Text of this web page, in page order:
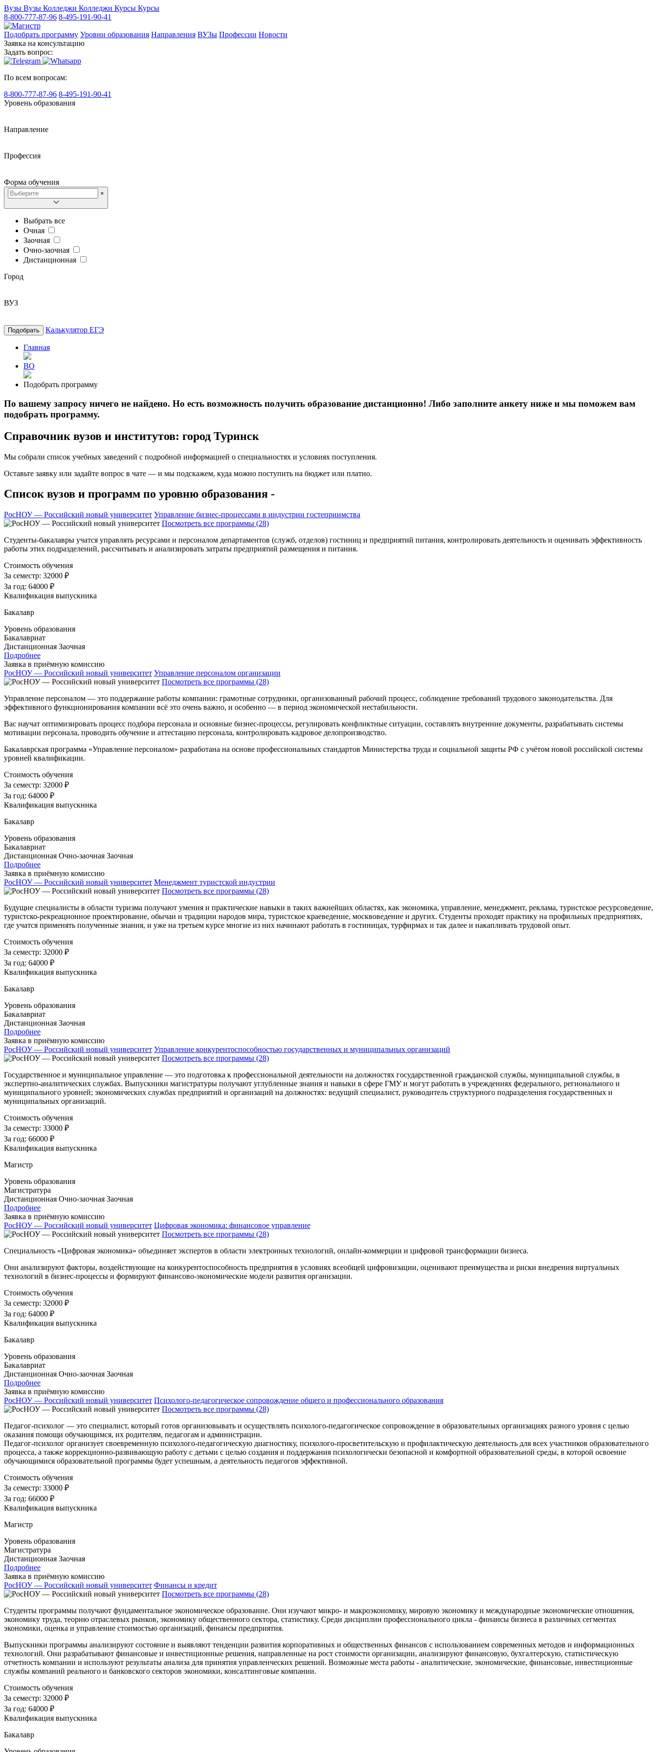
Вузы Вузы Колледжи Колледжи Курсы Курсы
8-800-777-87-96 8-495-191-90-41
Подобрать программу Уровни образования Направления ВУЗы Профессии Новости
Заявка на консультацию
Задать вопрос:
По всем вопросам:
8-800-777-87-96 8-495-191-90-41
Уровень образования
Направление
Профессия
Форма обучения
×
Выбрать все
Очная
Заочная
Очно-заочная
Дистанционная
Город
ВУЗ
Подобрать Калькулятор ЕГЭ
Главная
ВО
Подобрать программу
По вашему запросу ничего не найдено. Но есть возможность получить образование дистанционно! Либо заполните анкету ниже и мы поможем вам
подобрать программу.
Справочник вузов и институтов: город Туринск
Мы собрали список учебных заведений с подробной информацией о специальностях и условиях поступления.
Оставьте заявку или задайте вопрос в чате — и мы подскажем, куда можно поступить на бюджет или платно.
Список вузов и программ по уровню образования -
РосНОУ — Российский новый университет Управление бизнес-процессами в индустрии гостеприимства
Посмотреть все программы (28)
Студенты-бакалавры учатся управлять ресурсами и персоналом департаментов (служб, отделов) гостиниц и предприятий питания, контролировать деятельность и оценивать эффективность
работы этих подразделений, рассчитывать и анализировать затраты предприятий размещения и питания.
Стоимость обучения
За семестр: 32000 ₽
За год: 64000 ₽
Квалификация выпускника
Бакалавр
Уровень образования
Бакалавриат
Дистанционная Заочная
Подробнее
Заявка в приёмную комиссию
РосНОУ — Российский новый университет Управление персоналом организации
Посмотреть все программы (28)
Управление персоналом — это поддержание работы компании: грамотные сотрудники, организованный рабочий процесс, соблюдение требований трудового законодательства. Для
эффективного функционирования компании всё это очень важно, и особенно — в период экономической нестабильности.
Вас научат оптимизировать процесс подбора персонала и основные бизнес-процессы, регулировать конфликтные ситуации, составлять внутренние документы, разрабатывать системы
мотивации персонала, проводить обучение и аттестацию персонала, контролировать кадровое делопроизводство.
Бакалаврская программа «Управление персоналом» разработана на основе профессиональных стандартов Министерства труда и социальной защиты РФ с учётом новой российской системы
уровней квалификации.
Стоимость обучения
За семестр: 32000 ₽
За год: 64000 ₽
Квалификация выпускника
Бакалавр
Уровень образования
Бакалавриат
Дистанционная Очно-заочная Заочная
Подробнее
Заявка в приёмную комиссию
РосНОУ — Российский новый университет Менеджмент туристской индустрии
Посмотреть все программы (28)
Будущие специалисты в области туризма получают умения и практические навыки в таких важнейших областях, как экономика, управление, менеджмент, реклама, туристское ресурсоведение,
туристско-рекреационное проектирование, обычаи и традиции народов мира, туристское краеведение, москвоведение и других. Студенты проходят практику на профильных предприятиях,
где учатся применять полученные знания, и уже на третьем курсе многие из них начинают работать в гостиницах, турфирмах и так далее и накапливать трудовой опыт.
Стоимость обучения
За семестр: 32000 ₽
За год: 64000 ₽
Квалификация выпускника
Бакалавр
Уровень образования
Бакалавриат
Дистанционная Заочная
Подробнее
Заявка в приёмную комиссию
РосНОУ — Российский новый университет Управление конкурентоспособностью государственных и муниципальных организаций
Посмотреть все программы (28)
Государственное и муниципальное управление — это подготовка к профессиональной деятельности на должностях государственной гражданской службы, муниципальной службы, в
экспертно-аналитических службах. Выпускники магистратуры получают углубленные знания и навыки в сфере ГМУ и могут работать в учреждениях федерального, регионального и
муниципального уровней; экономических службах предприятий и организаций на должностях: ведущий специалист, руководитель структурного подразделения государственных и
муниципальных организаций.
Стоимость обучения
За семестр: 33000 ₽
За год: 66000 ₽
Квалификация выпускника
Магистр
Уровень образования
Магистратура
Дистанционная Очно-заочная Заочная
Подробнее
Заявка в приёмную комиссию
РосНОУ — Российский новый университет Цифровая экономика: финансовое управление
Посмотреть все программы (28)
Специальность «Цифровая экономика» объединяет экспертов в области электронных технологий, онлайн-коммерции и цифровой трансформации бизнеса.
Они анализируют факторы, воздействующие на конкурентоспособность предприятия в условиях всеобщей цифровизации, оценивают преимущества и риски внедрения виртуальных
технологий в бизнес-процессы и формируют финансово-экономические модели развития организации.
Стоимость обучения
За семестр: 32000 ₽
За год: 64000 ₽
Квалификация выпускника
Бакалавр
Уровень образования
Бакалавриат
Дистанционная Очно-заочная Заочная
Подробнее
Заявка в приёмную комиссию
РосНОУ — Российский новый университет Психолого-педагогическое сопровождение общего и профессионального образования
Посмотреть все программы (28)
Педагог-психолог — это специалист, который готов организовывать и осуществлять психолого-педагогическое сопровождение в образовательных организациях разного уровня с целью
оказания помощи обучающимся, их родителям, педагогам и администрации.
Педагог-психолог организует своевременную психолого-педагогическую диагностику, психолого-просветительскую и профилактическую деятельность для всех участников образовательного
процесса, а также коррекционно-развивающую работу с детьми с целью создания и поддержания психологически безопасной и комфортной образовательной среды, в которой освоение
обучающимися образовательной программы будет успешным, а деятельность педагогов эффективной.
Стоимость обучения
За семестр: 33000 ₽
За год: 66000 ₽
Квалификация выпускника
Магистр
Уровень образования
Магистратура
Дистанционная Заочная
Подробнее
Заявка в приёмную комиссию
РосНОУ — Российский новый университет Финансы и кредит
Посмотреть все программы (28)
Студенты программы получают фундаментальное экономическое образование. Они изучают микро- и макроэкономику, мировую экономику и международные экономические отношения,
экономику труда, теорию отраслевых рынков, экономику общественного сектора, статистику. Среди дисциплин профессионального цикла - финансы бизнеса в различных сегментах
экономики, оценка и управление стоимостью организаций, финансы предприятия.
Выпускники программы анализируют состояние и выявляют тенденции развития корпоративных и общественных финансов с использованием современных методов и информационных
технологий. Они разрабатывают финансовые и инвестиционные решения, направленные на рост стоимости организации, анализируют финансовую, бухгалтерскую, статистическую
отчетность компании и используют результаты анализа для принятия управленческих решений. Возможные места работы - аналитические, экономические, финансовые, инвестиционные
службы компаний реального и банковского секторов экономики, консалтинговые компании.
Стоимость обучения
За семестр: 32000 ₽
За год: 64000 ₽
Квалификация выпускника
Бакалавр